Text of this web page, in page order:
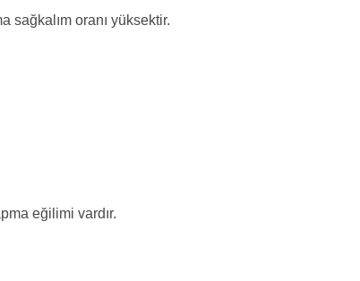
sağkalım oranı yüksektir.
eğilimi vardır.